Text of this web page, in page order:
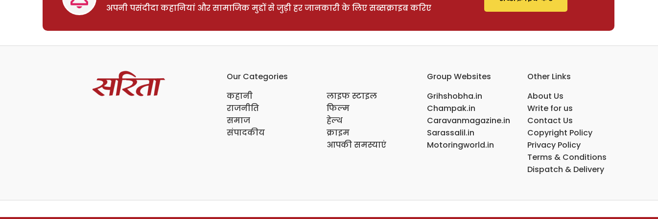
अपनी पसंदीदा कहानियां और सामाजिक मुद्दों से जुड़ी हर जानकारी के लिए सब्सक्राइब करिए
Our Categories
कहानी
राजनीति
समाज
संपादकीय
लाइफ स्टाइल
फिल्म
हेल्थ
क्राइम
आपकी समस्याएं
Group Websites
Grihshobha.in
Champak.in
Caravanmagazine.in
Sarassalil.in
Motoringworld.in
Other Links
About Us
Write for us
Contact Us
Copyright Policy
Privacy Policy
Terms & Conditions
Dispatch & Delivery